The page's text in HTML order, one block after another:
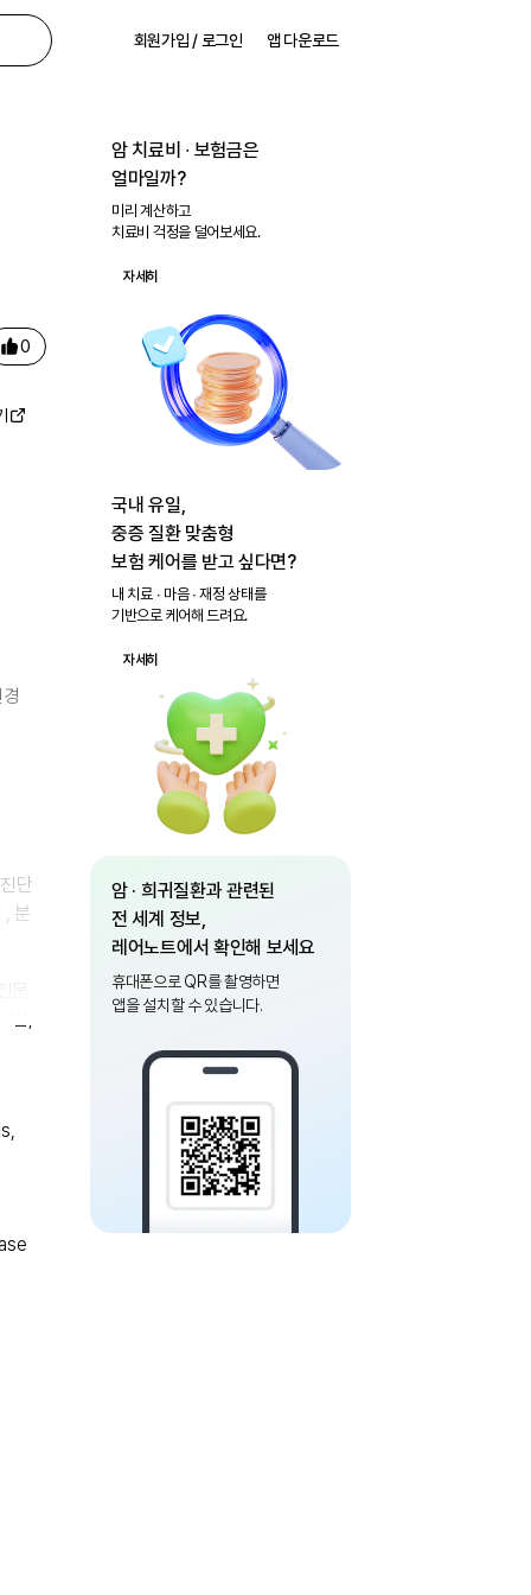
회원가입 / 로그인 앱 다운로드
0
단
, 분
암 치료비 ∙ 보험금은
얼마일까?
미리 계산하고
치료비 걱정을 덜어보세요.
자세히
국내 유일,
중증 질환 맞춤형
보험 케어를 받고 싶다면?
내 치료 ∙ 마음 ∙ 재정 상태를
기반으로 케어해 드려요.
자세히
암 · 희귀질환과 관련된
전 세계 정보,
레어노트에서 확인해 보세요
휴대폰으로 QR를 촬영하면
앱을 설치할 수 있습니다.